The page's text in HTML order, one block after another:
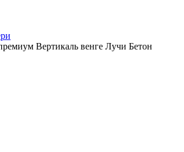
Вертикаль венге Лучи Бетон